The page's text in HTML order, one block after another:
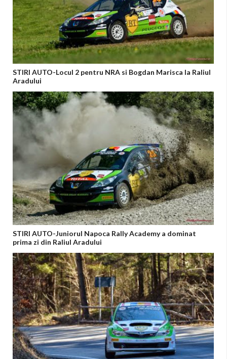
STIRI AUTO-Locul 2 pentru NRA si Bogdan Marisca la Raliul
Aradului
STIRI AUTO-Juniorul Napoca Rally Academy a dominat
prima zi din Raliul Aradului